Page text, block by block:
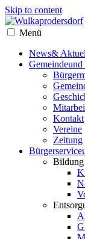
Skip to content
Menü
News&
Gemeindeund
Kontakt
Vereine
Zeitung
Bürgerservice
Bildung